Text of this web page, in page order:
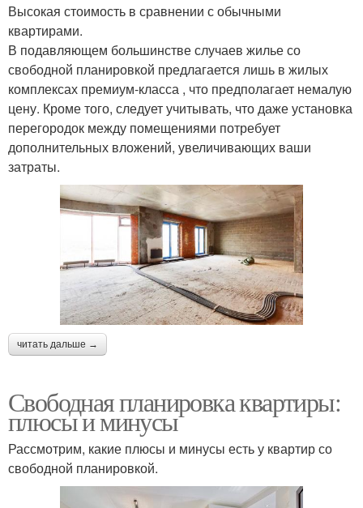
Высокая стоимость в сравнении с обычными
квартирами.
В подавляющем большинстве случаев жилье со
свободной планировкой предлагается лишь в жилых
комплексах премиум-класса , что предполагает немалую
цену. Кроме того, следует учитывать, что даже установка
перегородок между помещениями потребует
дополнительных вложений, увеличивающих ваши
затраты.
читать дальше →
Свободная планировка квартиры:
плюсы и минусы
Рассмотрим, какие плюсы и минусы есть у квартир со
свободной планировкой.